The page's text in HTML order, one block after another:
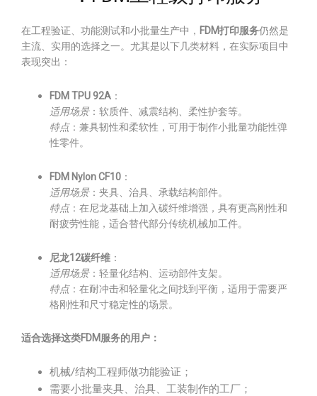
在工程验证、功能测试和小批量生产中， FDM打印服务仍然是
主流、实用的选择之一。尤其是以下几类材料，在实际项目中
表现突出：
FDM TPU 92A ：
适用场景：软质件、减震结构、柔性护套等。
特点：兼具韧性和柔软性，可用于制作小批量功能性弹
性零件。
FDM Nylon CF10 ：
适用场景：夹具、治具、承载结构部件。
特点：在尼龙基础上加入碳纤维增强，具有更高刚性和
耐疲劳性能，适合替代部分传统机械加工件。
尼龙12碳纤维 ：
适用场景：轻量化结构、运动部件支架。
特点：在耐冲击和轻量化之间找到平衡，适用于需要严
格刚性和尺寸稳定性的场景。
适合选择这类FDM服务的用户：
机械/结构工程师做功能验证；
需要小批量夹具、治具、工装制作的工厂；